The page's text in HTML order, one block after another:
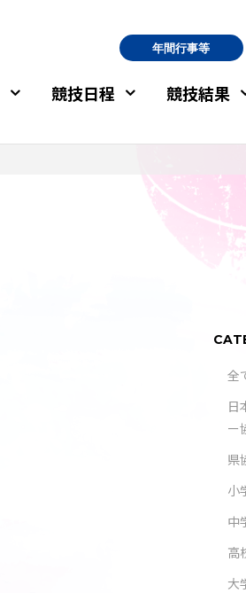
競技日程 競技結果
年間行事等
全
日
ー
県
小
中
高
大